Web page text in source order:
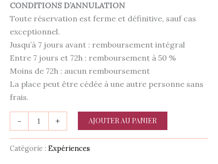
CONDITIONS D’ANNULATION
Toute réservation est ferme et définitive, sauf cas
exceptionnel.
Jusqu’à 7 jours avant : remboursement intégral
Entre 7 jours et 72h : remboursement à 50 %
Moins de 72h : aucun remboursement
La place peut être cédée à une autre personne sans
frais.
- + AJOUTER AU PANIER
Catégorie : Expériences